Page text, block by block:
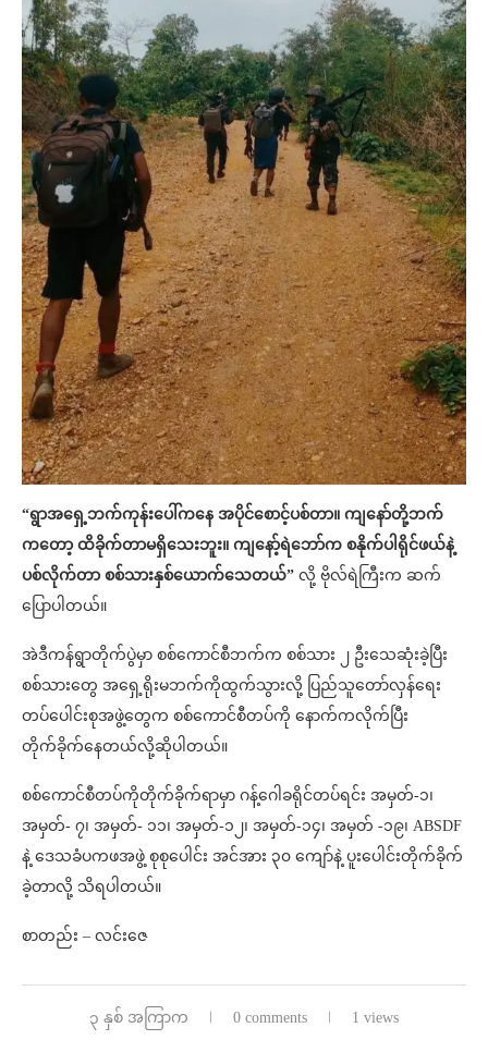
“ရွာအရှေ့ဘက်ကုန်းပေါ်ကနေ အပိုင်စောင့်ပစ်တာ။ ကျနော်တို့ဘက်
ကတော့ ထိခိုက်တာမရှိသေးဘူး။ ကျနော့်ရဲဘော်က စနိုက်ပါရိုင်ဖယ်နဲ့
ပစ်လိုက်တာ စစ်သားနှစ်ယောက်သေတယ်” လို့ ဗိုလ်ရဲကြီးက ဆက်
ပြောပါတယ်။
အဲဒီကန်ရွာတိုက်ပွဲမှာ စစ်ကောင်စီဘက်က စစ်သား ၂ ဦးသေဆုံးခဲ့ပြီး
စစ်သားတွေ အရှေ့ရိုးမဘက်ကိုထွက်သွားလို့ ပြည်သူတော်လှန်ရေး
တပ်ပေါင်းစုအဖွဲ့တွေက စစ်ကောင်စီတပ်ကို နောက်ကလိုက်ပြီး
တိုက်ခိုက်နေတယ်လို့ဆိုပါတယ်။
စစ်ကောင်စီတပ်ကိုတိုက်ခိုက်ရာမှာ ဂန့်ဂေါခရိုင်တပ်ရင်း အမှတ်-၁၊
အမှတ်- ၇၊ အမှတ်- ၁၁၊ အမှတ်-၁၂၊ အမှတ်-၁၄၊ အမှတ် -၁၉၊ ABSDF
နဲ့ ဒေသခံပကဖအဖွဲ့ စုစုပေါင်း အင်အား ၃၀ ကျော်နဲ့ ပူးပေါင်းတိုက်ခိုက်
ခဲ့တာလို့ သိရပါတယ်။
စာတည်း – လင်းဇေ
၃ နှစ် အကြာက 0 comments 1 views